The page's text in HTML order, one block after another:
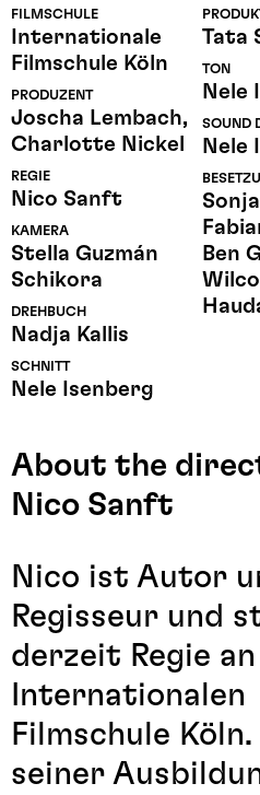
FILMSCHULE
Internationale
Filmschule Köln
PRODUZENT
Joscha Lembach,
Charlotte Nickel
REGIE
Nico Sanft
KAMERA
Stella Guzmán
Schikora
DREHBUCH
Nadja Kallis
SCHNITT
Nele Isenberg
Tata
TON
Nele
SOUND
Nele
Ben
About the
Nico Sanft
Nico ist Autor
Regisseur und
derzeit Regie
Internationalen
Filmschule Köln.
seiner